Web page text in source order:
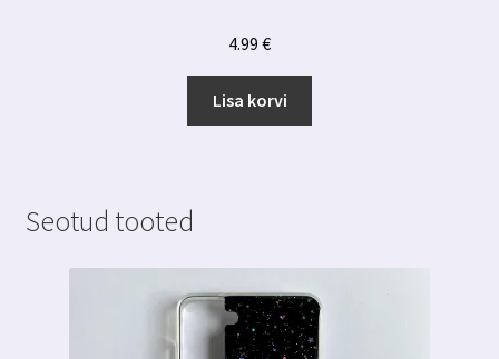
4.99 €
Lisa korvi
Seotud tooted